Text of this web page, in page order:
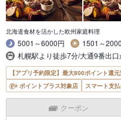
北海道食材を活かした欧州家庭料理
5001～6000円
1501～
札幌駅より徒歩7分/大通9番出
【アプリ予約限定】最大800ポイント還
ポイントプラス対象店
スマート支
クーポン